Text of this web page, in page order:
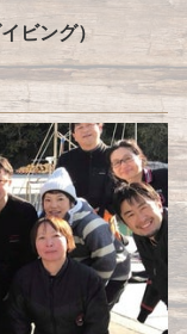
ビング）